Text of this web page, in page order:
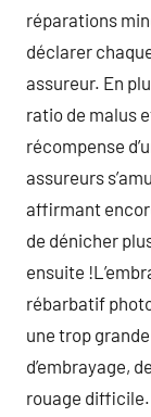
réparations
déclarer
assureur. En
ratio de malus
récompense
assureurs
affirmant
de dénicher
ensuite
rébarbatif
une trop
d’embrayage,
rouage difficile.